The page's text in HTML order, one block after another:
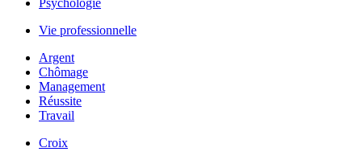
Psychologie
Vie professionnelle
Argent
Chômage
Management
Réussite
Travail
Croix